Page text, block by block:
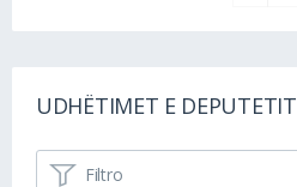
UDHËTIMET E DEPUTETIT
Filtro